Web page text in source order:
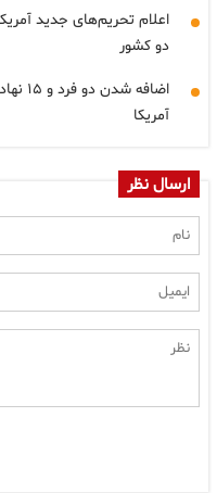
اعلام تحریم‌های جدید
دو کشور
آمریکا
ارسال نظر